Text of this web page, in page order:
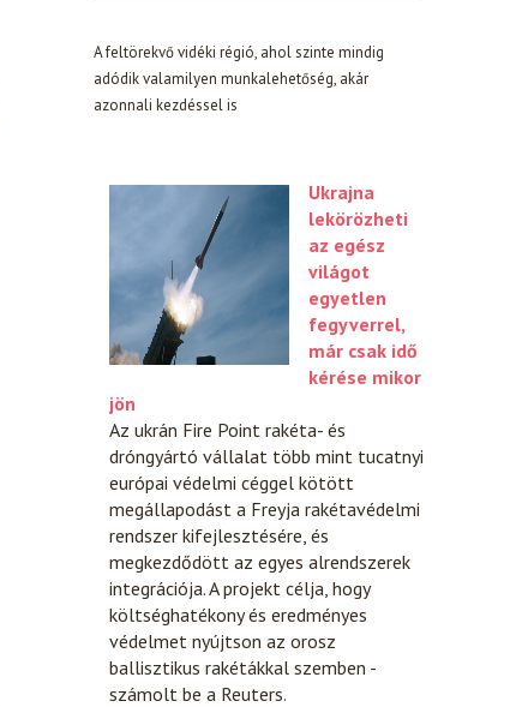
A feltörekvő vidéki régió, ahol szinte mindig
adódik valamilyen munkalehetőség, akár
azonnali kezdéssel is
Ukrajna
lekörözheti
az egész
világot
egyetlen
fegyverrel,
már csak idő
kérése mikor
jön
Az ukrán Fire Point rakéta- és
dróngyártó vállalat több mint tucatnyi
európai védelmi céggel kötött
megállapodást a Freyja rakétavédelmi
rendszer kifejlesztésére, és
megkezdődött az egyes alrendszerek
integrációja. A projekt célja, hogy
költséghatékony és eredményes
védelmet nyújtson az orosz
ballisztikus rakétákkal szemben -
számolt be a Reuters.